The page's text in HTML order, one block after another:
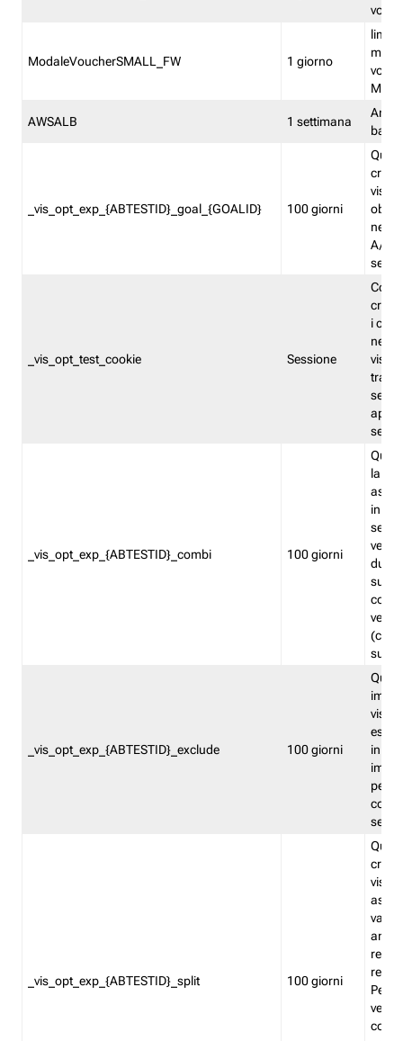
ModaleVoucherSMALL_FW 1 giorno
AWSALB 1 settimana
_vis_opt_exp_{ABTESTID}_goal_{GOALID} 100 giorni
nel
A/B.
_vis_opt_test_cookie Sessione
i
nel
_vis_opt_exp_{ABTESTID}_combi 100 giorni
la
in
_vis_opt_exp_{ABTESTID}_exclude 100 giorni
in
_vis_opt_exp_{ABTESTID}_split 100 giorni